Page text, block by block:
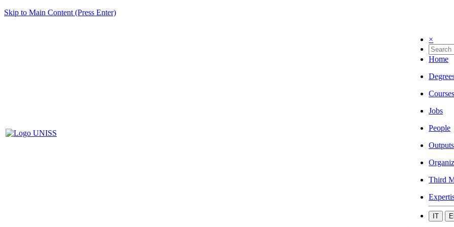
Skip to Main Content (Press Enter)
×
Home
Courses
Jobs
People
Outputs
Third
IT